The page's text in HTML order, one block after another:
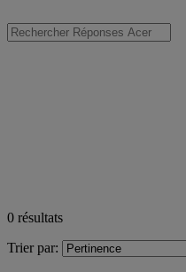
0 résultats
Trier par: